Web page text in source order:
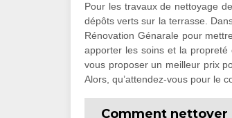
Pour les travaux de nettoyage
dépôts verts sur la terrasse.
Rénovation Génarale pour
apporter les soins et la
vous proposer un meilleur prix
Alors, qu’attendez-vous pour le
Comment nettoyer